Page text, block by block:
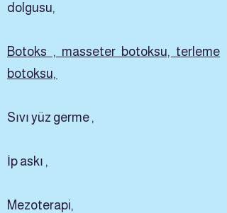
dolgusu,
Botoks , masseter botoksu, terleme
botoksu,
Sıvı yüz germe ,
İp askı ,
Mezoterapi,